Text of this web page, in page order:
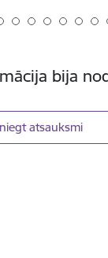
bija
atsauksmi